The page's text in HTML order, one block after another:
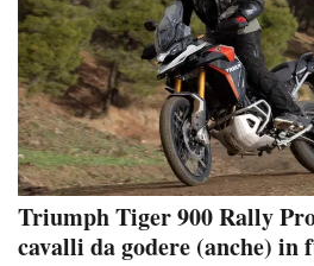
Triumph Tiger 900 Rally
cavalli da godere (anche) in